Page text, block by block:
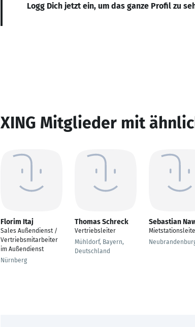
Logg Dich jetzt ein, um das ganze Profil zu
XING Mitglieder mit
Florim Itaj
Sales Außendienst /
Vertriebsmitarbeiter
im Außendienst
Nürnberg
Thomas Schreck
Vertriebsleiter
Mühldorf, Bayern,
Deutschland
Sebastian